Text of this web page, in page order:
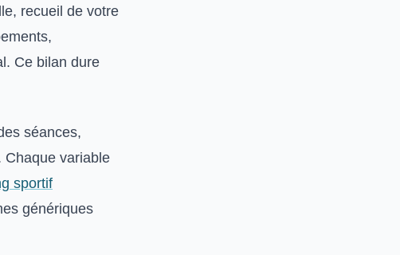
recueil de votre
Ce bilan dure
séances,
Chaque variable
sportif
génériques